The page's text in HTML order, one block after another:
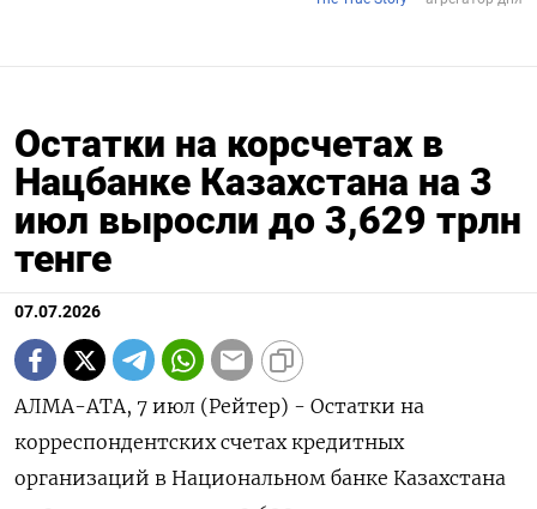
Остатки на корсчетах в
Нацбанке Казахстана на 3
июл выросли до 3,629 трлн
тенге
07.07.2026
АЛМА-АТА, 7 июл (Рейтер) - ‌Остатки ​на
корреспондентских счетах ​кредитных ​
организаций ⁠в ‌Национальном ‌банке Казахстана ​